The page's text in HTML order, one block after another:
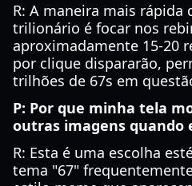
R: A maneira mais rápida
trilionário é focar nos
aproximadamente 15-20
por clique dispararão,
trilhões de 67s em
P: Por que minha tela
outras imagens quando
R: Esta é uma escolha
tema "67"